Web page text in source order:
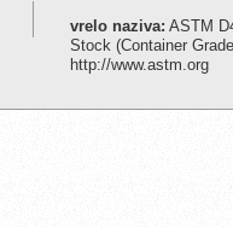
vrelo naziva: ASTM
Stock (Container
http://www.astm.org